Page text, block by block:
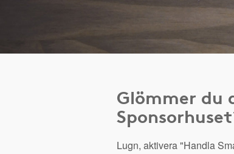
Glömmer du
Lugn, aktivera "Handla